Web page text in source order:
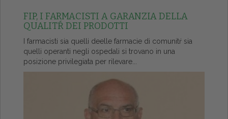
FIP, I FARMACISTI A GARANZIA DELLA
QUALITŔ DEI PRODOTTI
I farmacisti sia quelli deelle farmacie di comunitŕ sia
quelli operanti negli ospedali si trovano in una
posizione privilegiata per rilevare...